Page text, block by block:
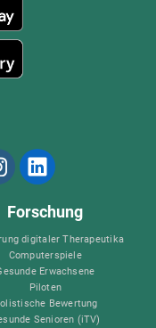
Forschung
digitaler Therapeutika
Computerspiele
Erwachsene
Piloten
Bewertung
Senioren (iTV)